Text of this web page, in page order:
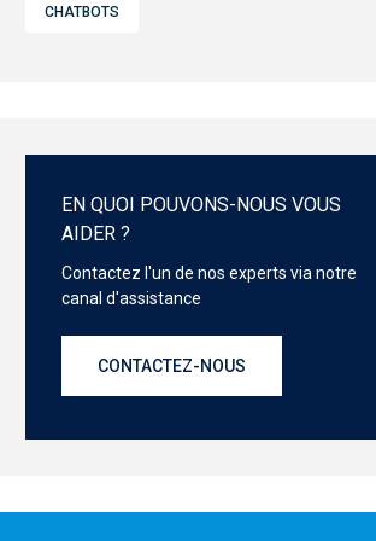
CHATBOTS
EN QUOI POUVONS-NOUS VOUS
AIDER ?
Contactez l'un de nos experts via notre
canal d'assistance
CONTACTEZ-NOUS